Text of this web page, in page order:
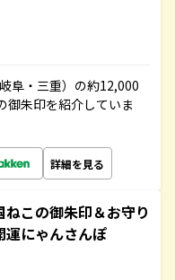
阜・三重）の約12,000
御朱印を紹介していま
詳細を見る
この御朱印＆お守り
にゃんさんぽ